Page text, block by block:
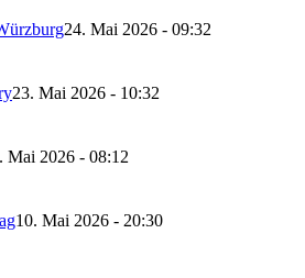
24. Mai 2026 - 09:32
23. Mai 2026 - 10:32
Mai 2026 - 08:12
10. Mai 2026 - 20:30